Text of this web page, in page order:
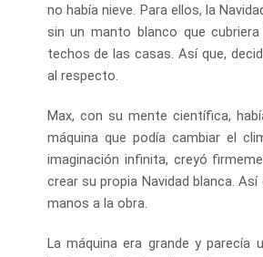
no había nieve. Para ellos, la
sin un manto blanco que
techos de las casas. Así que,
al respecto.
Max, con su mente científica,
máquina que podía cambiar el
imaginación infinita, creyó
crear su propia Navidad blanca. Así
manos a la obra.
La máquina era grande y parecía